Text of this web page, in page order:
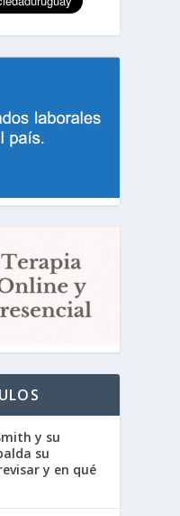
y su
su
y en qué